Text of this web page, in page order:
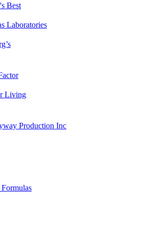
Best
Laboratories
Living
Production Inc